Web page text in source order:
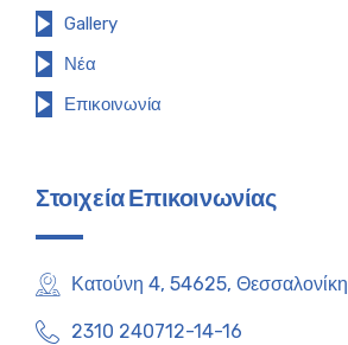
Gallery
Νέα
Επικοινωνία
Στοιχεία Επικοινωνίας
Κατούνη 4, 54625, Θεσσαλονίκη
2310 240712-14-16